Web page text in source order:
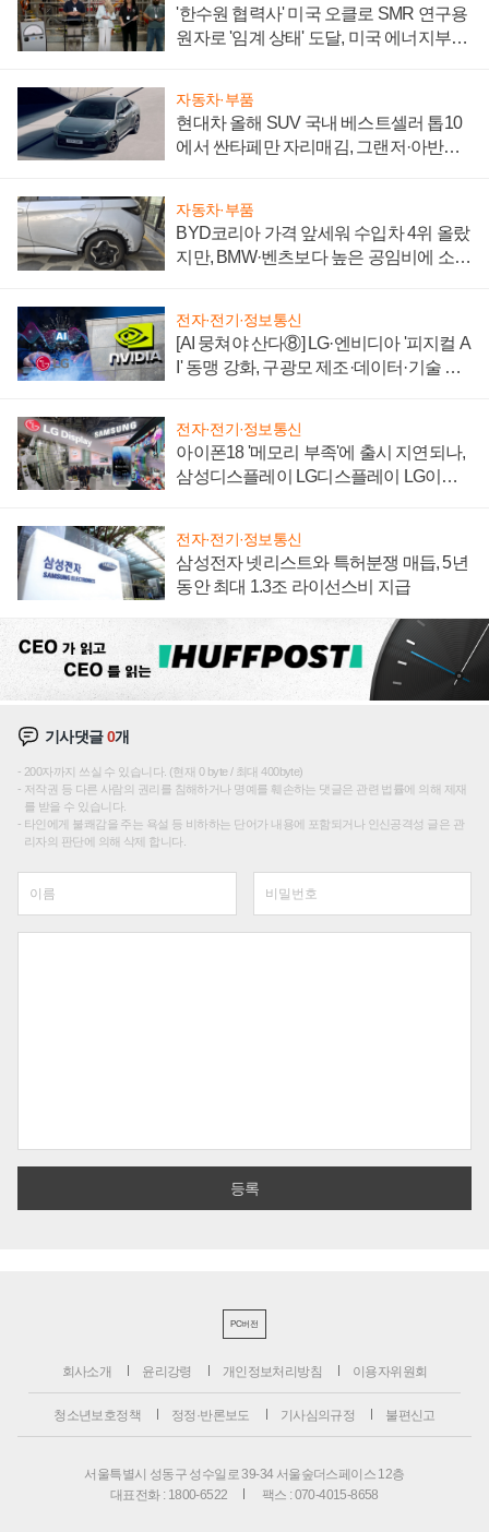
'한수원 협력사' 미국 오클로 SMR 연구용
원자로 '임계 상태' 도달, 미국 에너지부
자동차·부품
현대차 올해 SUV 국내 베스트셀러 톱10
에서 싼타페만 자리매김, 그랜저·아반떼
자동차·부품
BYD코리아 가격 앞세워 수입차 4위 올랐
지만, BMW·벤츠보다 높은 공임비에 소비
전자·전기·정보통신
[AI 뭉쳐야 산다⑧] LG·엔비디아 '피지컬 A
I' 동맹 강화, 구광모 제조·데이터·기술 결
전자·전기·정보통신
아이폰18 '메모리 부족'에 출시 지연되나,
삼성디스플레이 LG디스플레이 LG이노
전자·전기·정보통신
삼성전자 넷리스트와 특허분쟁 매듭, 5년
동안 최대 1.3조 라이선스비 지급
기사댓글0개
200자까지 쓰실 수 있습니다. (현재 0 byte / 최대 400byte)
저작권 등 다른 사람의 권리를 침해하거나 명예를 훼손하는 댓글은 관련 법률에 의해 제재
를 받을 수 있습니다.
타인에게 불쾌감을 주는 욕설 등 비하하는 단어가 내용에 포함되거나 인신공격성 글은 관
리자의 판단에 의해 삭제 합니다.
PC버전
회사소개 윤리강령 개인정보처리방침 이용자위원회
청소년보호정책 정정·반론보도 기사심의규정 불편신고
서울특별시 성동구 성수일로 39-34 서울숲더스페이스 12층
대표전화 : 1800-6522
팩스 : 070-4015-8658